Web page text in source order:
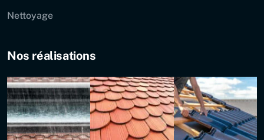
Nettoyage
Nos réalisations